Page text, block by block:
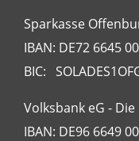
Sparkasse
IBAN: DE72 6645
BIC:
Volksbank eG -
IBAN: DE96 6649